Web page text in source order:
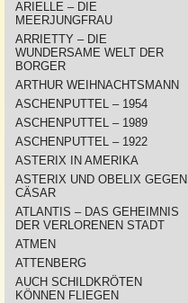
ARIELLE – DIE
MEERJUNGFRAU
ARRIETTY – DIE
WUNDERSAME WELT DER
BORGER
ARTHUR WEIHNACHTSMANN
ASCHENPUTTEL – 1954
ASCHENPUTTEL – 1989
ASCHENPUTTEL – 1922
ASTERIX IN AMERIKA
ASTERIX UND OBELIX GEGEN
CÄSAR
ATLANTIS – DAS GEHEIMNIS
DER VERLORENEN STADT
ATMEN
ATTENBERG
AUCH SCHILDKRÖTEN
KÖNNEN FLIEGEN